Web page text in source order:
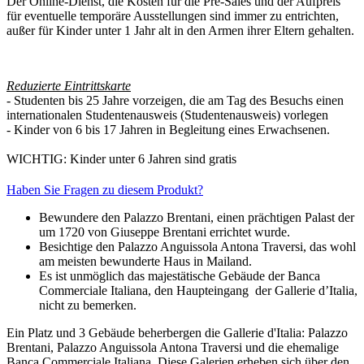
für eventuelle temporäre Ausstellungen sind immer zu entrichten,
außer für Kinder unter 1 Jahr alt in den Armen ihrer Eltern gehalten.
Reduzierte Eintrittskarte
- Studenten bis 25 Jahre vorzeigen, die am Tag des Besuchs einen
internationalen Studentenausweis (Studentenausweis) vorlegen
- Kinder von 6 bis 17 Jahren in Begleitung eines Erwachsenen.
WICHTIG: Kinder unter 6 Jahren sind gratis
Haben Sie Fragen zu diesem Produkt?
Bewundere den Palazzo Brentani, einen prächtigen Palast der
um 1720 von Giuseppe Brentani errichtet wurde.
Besichtige den Palazzo Anguissola Antona Traversi, das wohl
am meisten bewunderte Haus in Mailand.
Es ist unmöglich das majestätische Gebäude der Banca
Commerciale Italiana, den Haupteingang der Gallerie d’Italia,
nicht zu bemerken.
Ein Platz und 3 Gebäude beherbergen die Gallerie d'Italia: Palazzo
Brentani, Palazzo Anguissola Antona Traversi und die ehemalige